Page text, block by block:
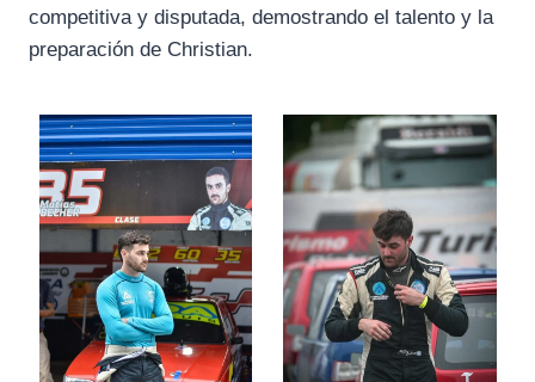
competitiva y disputada, demostrando el talento y la
preparación de Christian.